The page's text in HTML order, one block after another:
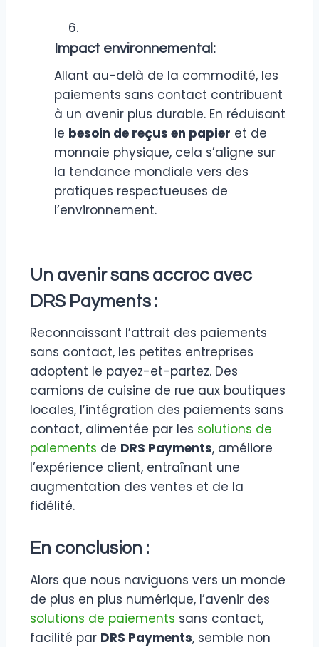
Impact environnemental:
Allant au-delà de la commodité, les
paiements sans contact contribuent
à un avenir plus durable. En réduisant
le besoin de reçus en papier et de
monnaie physique, cela s’aligne sur
la tendance mondiale vers des
pratiques respectueuses de
l’environnement.
Un avenir sans accroc avec
DRS Payments :
Reconnaissant l’attrait des paiements
sans contact, les petites entreprises
adoptent le payez-et-partez. Des
camions de cuisine de rue aux boutiques
locales, l’intégration des paiements sans
contact, alimentée par les solutions de
paiements de DRS Payments, améliore
l’expérience client, entraînant une
augmentation des ventes et de la
fidélité.
En conclusion :
Alors que nous naviguons vers un monde
de plus en plus numérique, l’avenir des
solutions de paiements sans contact,
facilité par DRS Payments, semble non